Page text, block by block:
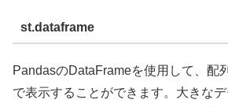
st.dataframe
PandasのDataFrameを使用して、配
で表示することができます。大きな